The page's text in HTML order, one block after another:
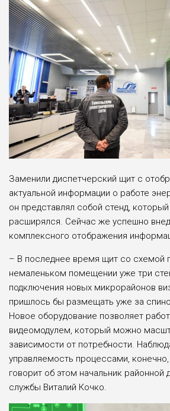
Заменили диспетчерский щит с
актуальной информации о работе
он представлял собой стенд,
расширялся. Сейчас же успешно
комплексного отображения
– В последнее время щит со схемой
немаленьком помещении уже три
подключения новых микрорайонов
пришлось бы размещать уже за
Новое оборудование позволяет
видеомодулем, который можно
зависимости от потребности.
управляемость процессами,
говорит об этом начальник районной
службы Виталий Кочко.